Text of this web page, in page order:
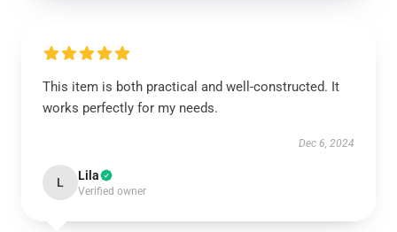
This item is both practical and well-constructed. It
works perfectly for my needs.
Dec 6, 2024
L Lila
Verified owner